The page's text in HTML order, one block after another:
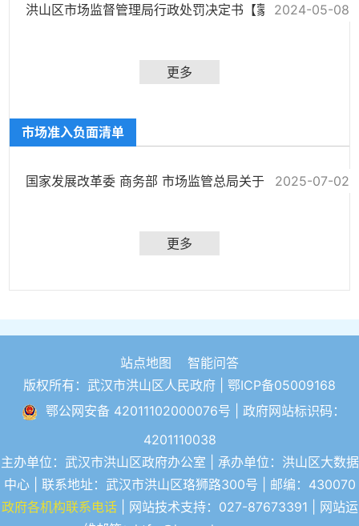
洪山区市场监督管理局行政处罚决定书【蒙芝友乳业（武汉）有限公司】
2024-05-08
更多
市场准入负面清单
国家发展改革委 商务部 市场监管总局关于印发《市场准入负面清单（2025年版）...
2025-07-02
更多
站点地图
智能问答
版权所有：武汉市洪山区人民政府 | 鄂ICP备05009168
鄂公网安备 42011102000076号 | 政府网站标识码：
4201110038
主办单位：武汉市洪山区政府办公室 | 承办单位：洪山区大数据
中心 | 联系地址：武汉市洪山区珞狮路300号 | 邮编：430070
政府各机构联系电话| 网站技术支持：027-87673391 | 网站运